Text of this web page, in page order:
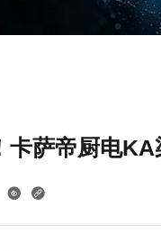
卡萨帝厨电